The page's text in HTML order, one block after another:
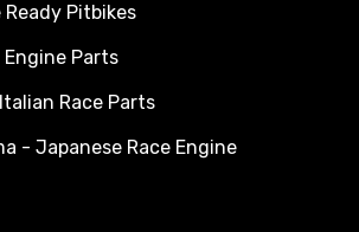
Ready Pitbikes
Engine Parts
Race Parts
- Japanese Race Engine